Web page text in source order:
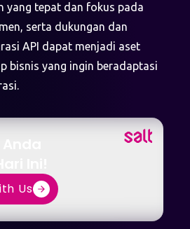
yang tepat dan fokus pada
serta dukungan dan
API dapat menjadi aset
bisnis yang ingin beradaptasi
Us